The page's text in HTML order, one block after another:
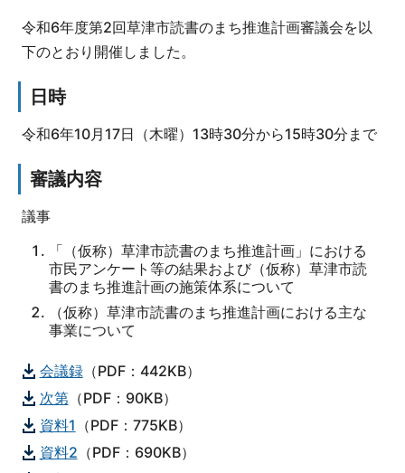
令和6年度第2回草津市読書のまち推進計画審議会を以
下のとおり開催しました。
日時
令和6年10月17日（木曜）13時30分から15時30分まで
審議内容
議事
「（仮称）草津市読書のまち推進計画」における
市民アンケート等の結果および（仮称）草津市読
書のまち推進計画の施策体系について
（仮称）草津市読書のまち推進計画における主な
事業について
会議録（PDF：442KB）
次第（PDF：90KB）
資料1 （PDF：775KB）
資料2 （PDF：690KB）